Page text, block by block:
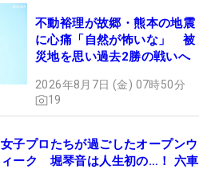
不動裕理が故郷・熊本の地震
に心痛「自然が怖いな」 被
災地を思い過去2勝の戦いへ
2026年8月7日 (金) 07時50分
19
女子プロたちが過ごしたオープンウ
ィーク 堀琴音は人生初の…！ 六車